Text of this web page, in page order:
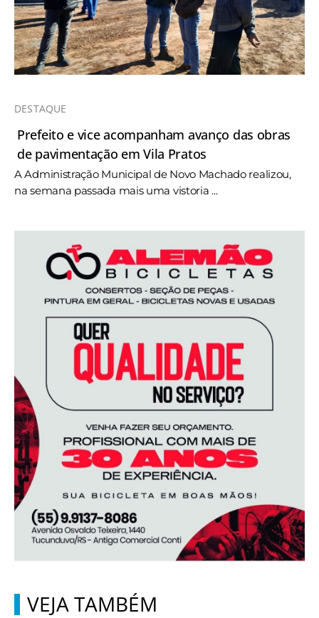
DESTAQUE
Prefeito e vice acompanham avanço das obras
de pavimentação em Vila Pratos
A Administração Municipal de Novo Machado realizou,
na semana passada mais uma vistoria ...
VEJA TAMBÉM